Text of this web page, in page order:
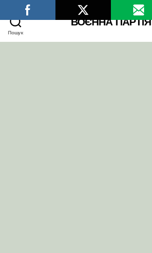
Пошук
ВОЄННА ПАРТІЯ